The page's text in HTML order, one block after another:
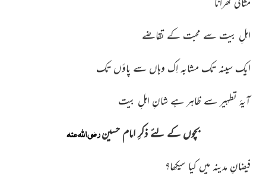
اہلِ بیت سے محبت کے تقاضے
ایک سینہ تک مشابہ اِک وہاں سے پاؤں تک
آیۂ تطہیر سے ظاہر ہے شانِ اہلِ بیت
بچوں کے لئے ذکرِ امام حسینرضی اللہ عنہ
فیضانِ مدینہ میں کیا سیکھا؟